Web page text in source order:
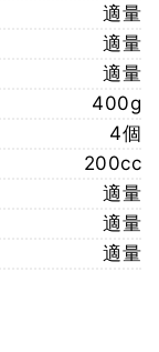
適量
適量
適量
400g
4個
200cc
適量
適量
適量